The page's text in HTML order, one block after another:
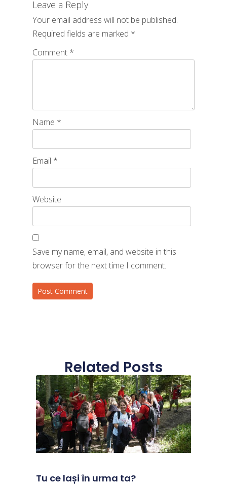
Leave a Reply
Your email address will not be published.
Required fields are marked *
Comment *
Name *
Email *
Website
Save my name, email, and website in this
browser for the next time I comment.
Related Posts
Tu ce lași în urma ta?